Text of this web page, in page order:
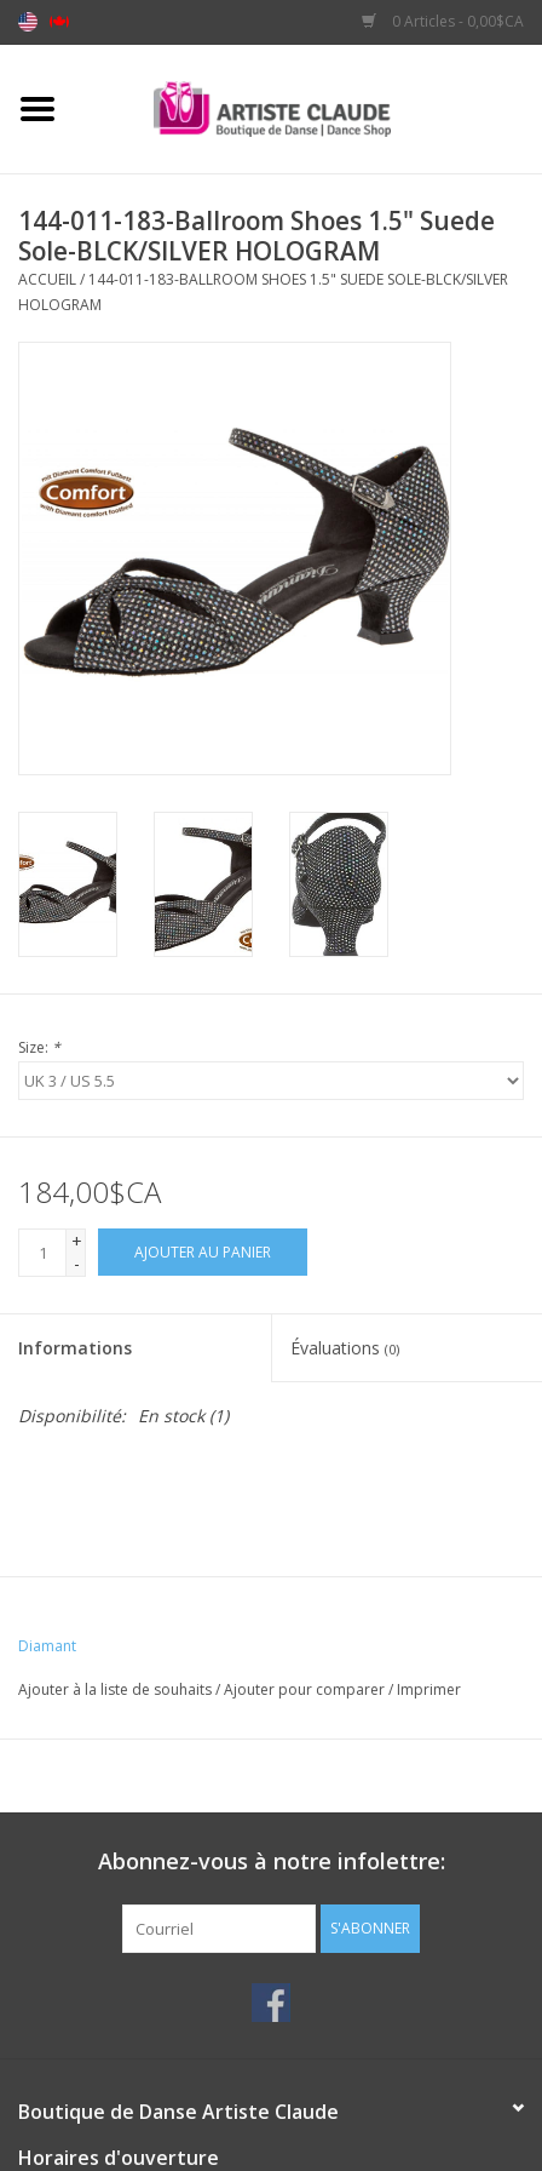
0 Articles - 0,00$CA
Accueil
Vêtements
144-011-183-Ballroom Shoes 1.5" Suede
Sole-BLCK/SILVER HOLOGRAM
ACCUEIL/ 144-011-183-BALLROOM SHOES 1.5" SUEDE SOLE-BLCK/SILVER
HOLOGRAM
Size: *
184,00$CA
+
-
AJOUTER AU PANIER
Informations Évaluations (0)
Disponibilité: En stock(1)
Diamant
Ajouter à la liste de souhaits/Ajouter pour comparer/ Imprimer
Abonnez-vous à notre infolettre:
S'ABONNER
Boutique de Danse Artiste Claude
Horaires d'ouverture